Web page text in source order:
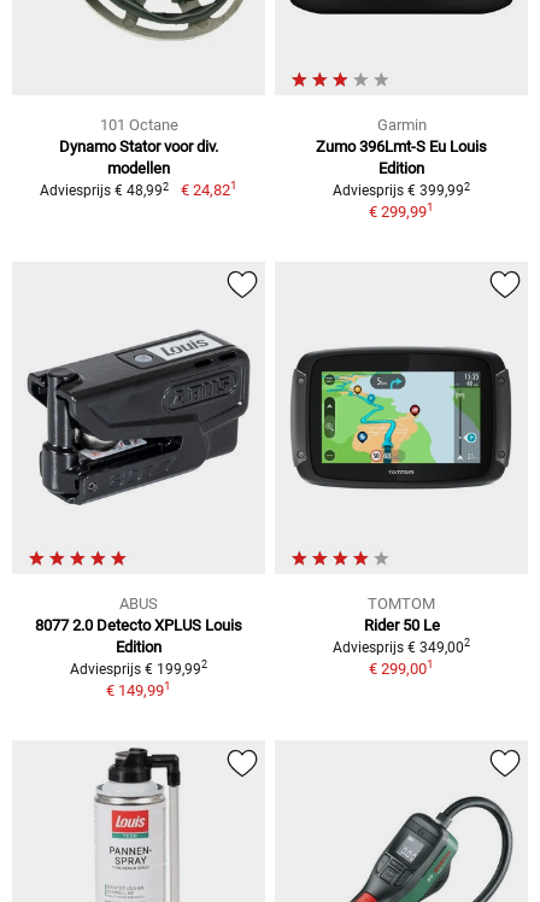
101 Octane
Dynamo Stator voor div.
modellen
Adviesprijs € 48,992 € 24,821
Garmin
Zumo 396Lmt-S Eu Louis
Edition
Adviesprijs € 399,992
€ 299,991
ABUS
8077 2.0 Detecto XPLUS Louis
Edition
Adviesprijs € 199,992
€ 149,991
TOMTOM
Rider 50 Le
Adviesprijs € 349,002
€ 299,001